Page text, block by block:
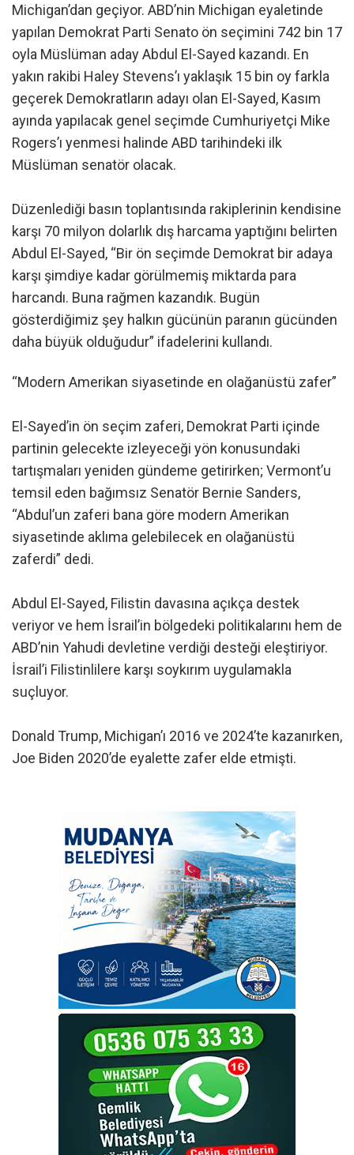
Michigan’dan geçiyor. ABD’nin Michigan eyaletinde
yapılan Demokrat Parti Senato ön seçimini 742 bin 17
oyla Müslüman aday Abdul El-Sayed kazandı. En
yakın rakibi Haley Stevens’ı yaklaşık 15 bin oy farkla
geçerek Demokratların adayı olan El-Sayed, Kasım
ayında yapılacak genel seçimde Cumhuriyetçi Mike
Rogers’ı yenmesi halinde ABD tarihindeki ilk
Müslüman senatör olacak.
Düzenlediği basın toplantısında rakiplerinin kendisine
karşı 70 milyon dolarlık dış harcama yaptığını belirten
Abdul El-Sayed, “Bir ön seçimde Demokrat bir adaya
karşı şimdiye kadar görülmemiş miktarda para
harcandı. Buna rağmen kazandık. Bugün
gösterdiğimiz şey halkın gücünün paranın gücünden
daha büyük olduğudur” ifadelerini kullandı.
“Modern Amerikan siyasetinde en olağanüstü zafer”
El-Sayed’in ön seçim zaferi, Demokrat Parti içinde
partinin gelecekte izleyeceği yön konusundaki
tartışmaları yeniden gündeme getirirken; Vermont’u
temsil eden bağımsız Senatör Bernie Sanders,
“Abdul’un zaferi bana göre modern Amerikan
siyasetinde aklıma gelebilecek en olağanüstü
zaferdi” dedi.
Abdul El-Sayed, Filistin davasına açıkça destek
veriyor ve hem İsrail’in bölgedeki politikalarını hem de
ABD’nin Yahudi devletine verdiği desteği eleştiriyor.
İsrail’i Filistinlilere karşı soykırım uygulamakla
suçluyor.
Donald Trump, Michigan’ı 2016 ve 2024’te kazanırken,
Joe Biden 2020’de eyalette zafer elde etmişti.